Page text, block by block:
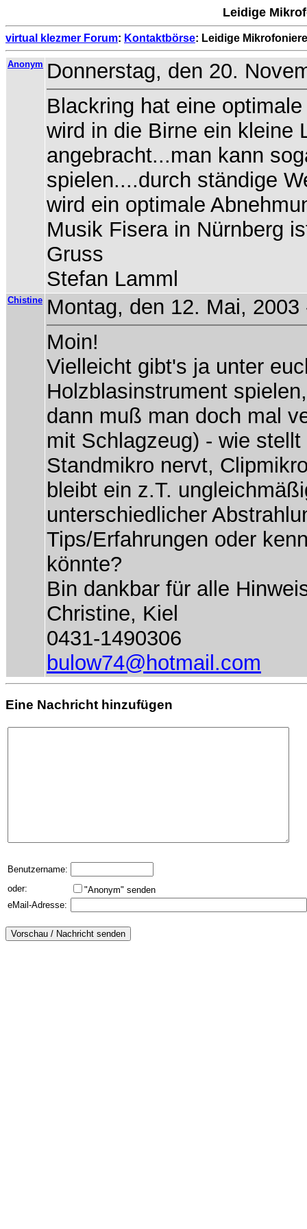
Leidige
virtual klezmer Forum: Kontaktbörse: Leidige
Anonym Donnerstag, den 20.
Blackring hat eine
wird in die Birne ein kleine
angebracht...man kann
spielen....durch ständige
wird ein optimale
Musik Fisera in Nürnberg
Gruss
Stefan Lamml
Chistine Montag, den 12. Mai, 2003
Moin!
Vielleicht gibt's ja unter
Holzblasinstrument
dann muß man doch mal
mit Schlagzeug) - wie
Standmikro nervt,
bleibt ein z.T.
unterschiedlicher
Tips/Erfahrungen oder
könnte?
Bin dankbar für alle
Christine, Kiel
0431-1490306
bulow74@hotmail.com
Eine Nachricht hinzufügen
Benutzername:
oder:
"Anonym" senden
eMail-Adresse: